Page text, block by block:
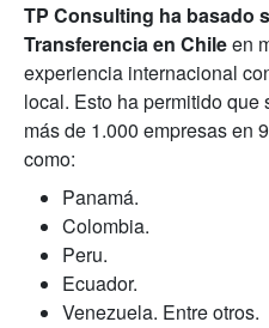
TP Consulting ha basado
Transferencia en Chileen
experiencia internacional
local. Esto ha permitido
más de 1.000 empresas en
como:
Panamá.
Colombia.
Peru.
Ecuador.
Venezuela. Entre otros.